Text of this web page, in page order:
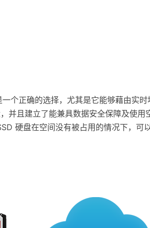
个正确的选择，尤其是它能够藉由实
且建立了能兼具数据安全保障及使用
硬盘在空间没有被占用的情况下，可